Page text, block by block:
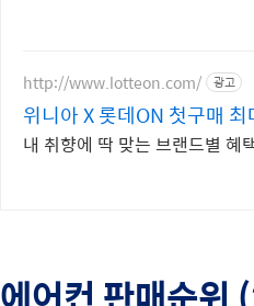
http://www.lotteon.com/ 광고
위니아 X 롯데ON 첫구매
내 취향에 딱 맞는 브랜드별 혜